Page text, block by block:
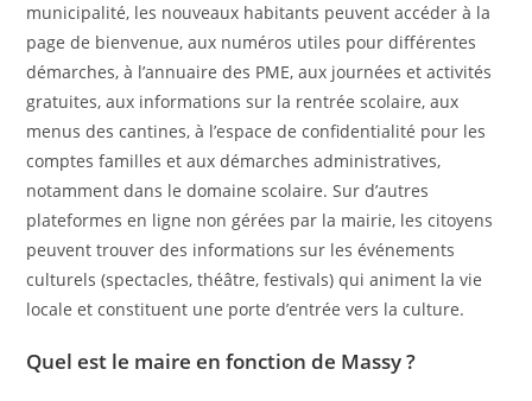
municipalité, les nouveaux habitants peuvent accéder à la
page de bienvenue, aux numéros utiles pour différentes
démarches, à l’annuaire des PME, aux journées et activités
gratuites, aux informations sur la rentrée scolaire, aux
menus des cantines, à l’espace de confidentialité pour les
comptes familles et aux démarches administratives,
notamment dans le domaine scolaire. Sur d’autres
plateformes en ligne non gérées par la mairie, les citoyens
peuvent trouver des informations sur les événements
culturels (spectacles, théâtre, festivals) qui animent la vie
locale et constituent une porte d’entrée vers la culture.
Quel est le maire en fonction de Massy ?